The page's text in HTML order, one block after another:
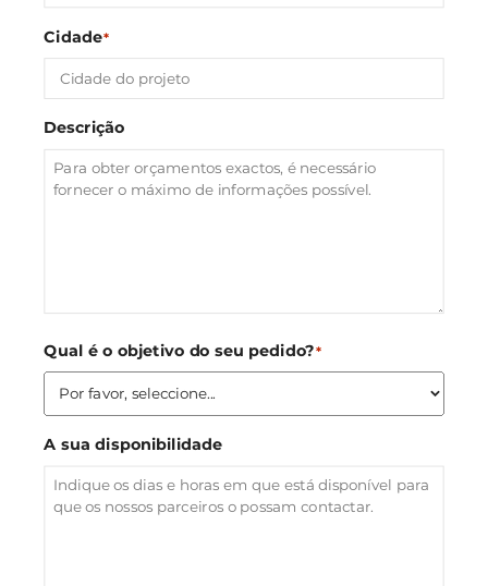
Cidade*
Descrição
Qual é o objetivo do seu pedido?*
A sua disponibilidade